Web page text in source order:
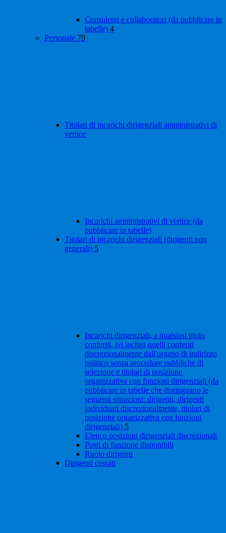
Consulenti e collaboratori (da pubblicare in
tabelle) 4
Personale 79
Titolari di incarichi dirigenziali amministrativi di
vertice
Incarichi amministrativi di vertice (da
pubblicare in tabelle)
Titolari di incarichi dirigenziali (dirigenti non
generali) 5
Incarichi dirigenziali, a qualsiasi titolo
conferiti, ivi inclusi quelli conferiti
discrezionalmente dall'organo di indirizzo
politico senza procedure pubbliche di
selezione e titolari di posizione
organizzativa con funzioni dirigenziali (da
pubblicare in tabelle che distinguano le
seguenti situazioni: dirigenti, dirigenti
individuati discrezionalmente, titolari di
posizione organizzativa con funzioni
dirigenziali) 5
Elenco posizioni dirigenziali discrezionali
Posti di funzione disponibili
Ruolo dirigenti
Dirigenti cessati